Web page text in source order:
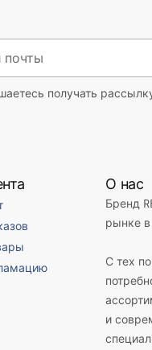
получать
О нас
Бренд
рынке в
С тех
и